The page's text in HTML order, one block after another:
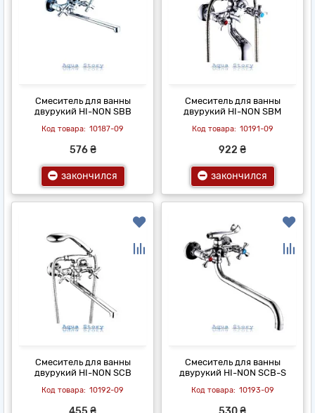
Смеситель для ванны
двурукий HI-NON SBB
10187-09
576 ₴
закончился
Смеситель для ванны
двурукий HI-NON SBM
10191-09
922 ₴
закончился
Смеситель для ванны
двурукий HI-NON SCB
10192-09
Смеситель для ванны
двурукий HI-NON SCB-S
10193-09